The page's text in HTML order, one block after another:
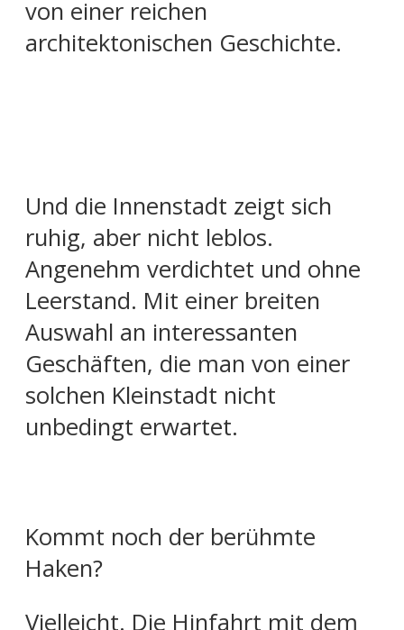
von einer reichen
architektonischen Geschichte.
Und die Innenstadt zeigt sich
ruhig, aber nicht leblos.
Angenehm verdichtet und ohne
Leerstand. Mit einer breiten
Auswahl an interessanten
Geschäften, die man von einer
solchen Kleinstadt nicht
unbedingt erwartet.
Kommt noch der berühmte
Haken?
Vielleicht. Die Hinfahrt mit dem